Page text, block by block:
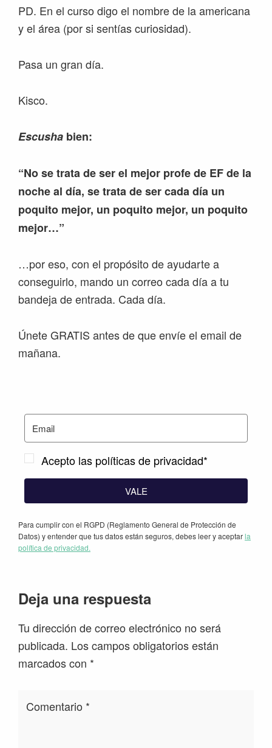
PD. En el curso digo el nombre de la americana
y el área (por si sentías curiosidad).
Pasa un gran día.
Kisco.
Escusha bien:
“No se trata de ser el mejor profe de EF de la
noche al día, se trata de ser cada día un
poquito mejor, un poquito mejor, un poquito
mejor…”
…por eso, con el propósito de ayudarte a
conseguirlo, mando un correo cada día a tu
bandeja de entrada. Cada día.
Únete GRATIS antes de que envíe el email de
mañana.
Acepto las políticas de privacidad*
VALE
Para cumplir con el RGPD (Reglamento General de Protección de
Datos) y entender que tus datos están seguros, debes leer y aceptarla
política de privacidad.
Interacciones
los
lectores
Deja una respuesta
Tu dirección de correo electrónico no será
publicada. Los campos obligatorios están
marcados con *